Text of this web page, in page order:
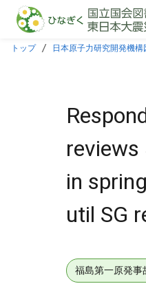
本文に飛ぶ
トップ 日本原子力研究開発機構
in
util SG
福島第一原発事